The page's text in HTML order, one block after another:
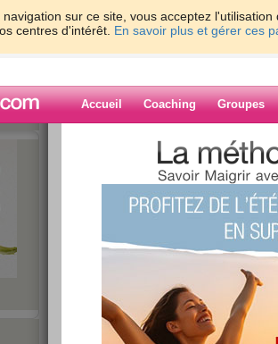
sur ce site, vous acceptez
centres d'intérêt. En savoir plus et gérer ces
Accueil Coaching Groupes
> Kanazawatte
Blog de
Suiv. ›
Merci
publié le 20/06/2010 à 09:34